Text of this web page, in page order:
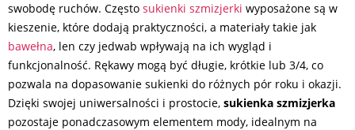
swobodę ruchów. Często sukienki szmizjerki wyposażone są w
kieszenie, które dodają praktyczności, a materiały takie jak
bawełna, len czy jedwab wpływają na ich wygląd i
funkcjonalność. Rękawy mogą być długie, krótkie lub 3/4, co
pozwala na dopasowanie sukienki do różnych pór roku i okazji.
Dzięki swojej uniwersalności i prostocie, sukienka szmizjerka
pozostaje ponadczasowym elementem mody, idealnym na